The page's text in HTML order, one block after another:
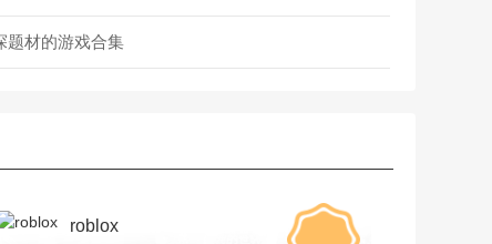
题材的游戏合集
roblox